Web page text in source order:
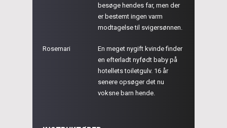
besøge hendes far, men der
er bestemt ingen varm
modtagelse til svigersønnen.
Rosemari
En meget nygift kvinde finder
en efterladt nyfødt baby på
hotellets toiletgulv. 16 år
senere opsøger det nu
voksne barn hende.